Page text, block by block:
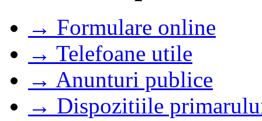
→ Formulare online
→ Telefoane utile
→ Anunturi publice
→ Dispozitiile